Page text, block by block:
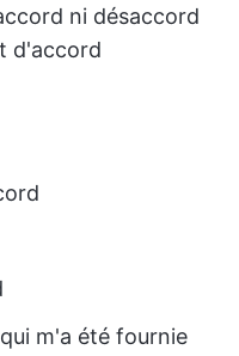
ni désaccord
d'accord
m'a été fournie